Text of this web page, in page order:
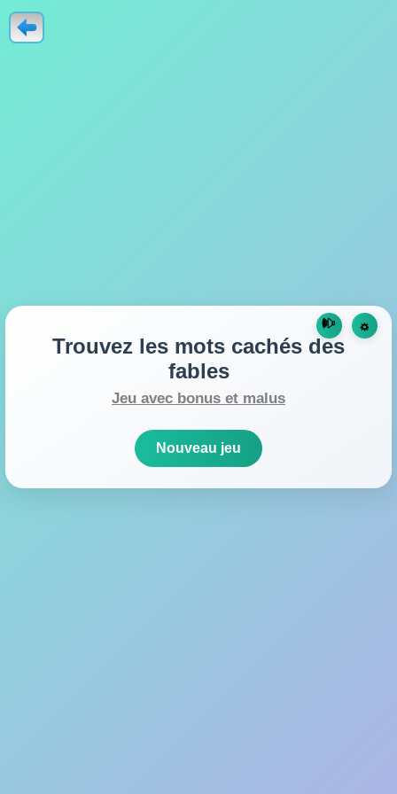
🕪 ☼
Trouvez les mots cachés des
fables
Jeu avec bonus et malus
Nouveau jeu